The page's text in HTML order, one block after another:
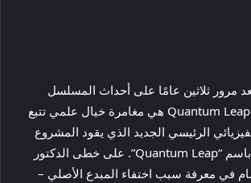
مرور ثلاثين عامًا على أحداث المسلسل
التلفزيوني الأصلي؛ Quantum Leap هي مغامرة خيال علمي تتبع
الرئيسي الجديد الذي يقود المشروع
الحكومي المعروف باسم “Quantum Leap”. على خطى الدكتور
في معرفة سبب اختفاء المبدع الأصلي –